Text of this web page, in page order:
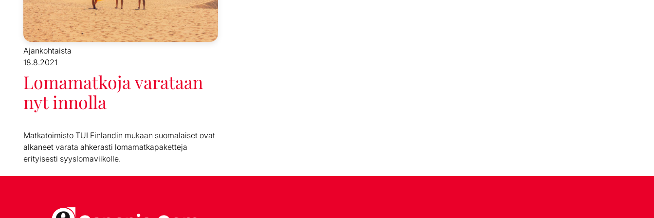
Ajankohtaista
18.8.2021
Lomamatkoja varataan
nyt innolla
Matkatoimisto TUI Finlandin mukaan suomalaiset ovat
alkaneet varata ahkerasti lomamatkapaketteja
erityisesti syyslomaviikolle.